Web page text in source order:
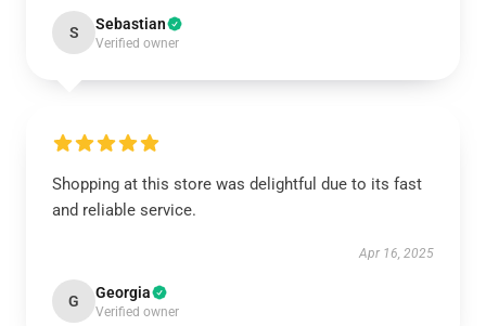
S Sebastian
Verified owner
Shopping at this store was delightful due to its fast
and reliable service.
Apr 16, 2025
G Georgia
Verified owner